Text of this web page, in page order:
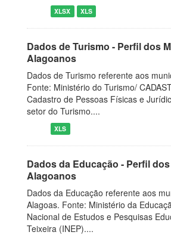
XLSX XLS
Dados de Turismo - Perfil dos
Alagoanos
Dados de Turismo referente aos
Fonte: Ministério do Turismo/
Cadastro de Pessoas Físicas e
setor do Turismo....
XLS
Dados da Educação - Perfil
Alagoanos
Dados da Educação referente aos
Alagoas. Fonte: Ministério da
Nacional de Estudos e Pesquisas
Teixeira (INEP)....